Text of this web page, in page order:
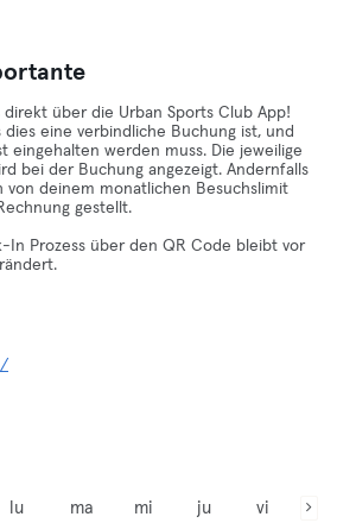
direkt über die Urban Sports Club App!
dies eine verbindliche Buchung ist, und
eingehalten werden muss. Die jeweilige
bei der Buchung angezeigt. Andernfalls
von deinem monatlichen Besuchslimit
gestellt.
In Prozess über den QR Code bleibt vor
lu
ma
mi
ju
vi